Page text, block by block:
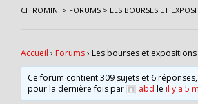
CITROMINI > FORUMS > LES BOURSES ET
Accueil › Forums› Les bourses et expositions
Ce forum contient 309 sujets et 6
pour la dernière fois par
abd leil y a 5